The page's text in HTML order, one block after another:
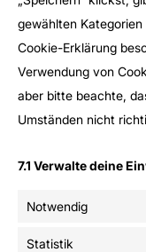
gewählten
Cookie-Erklärung
Verwendung von
aber bitte beachte,
Umständen nicht
7.1 Verwalte deine
Notwendig
Statistik